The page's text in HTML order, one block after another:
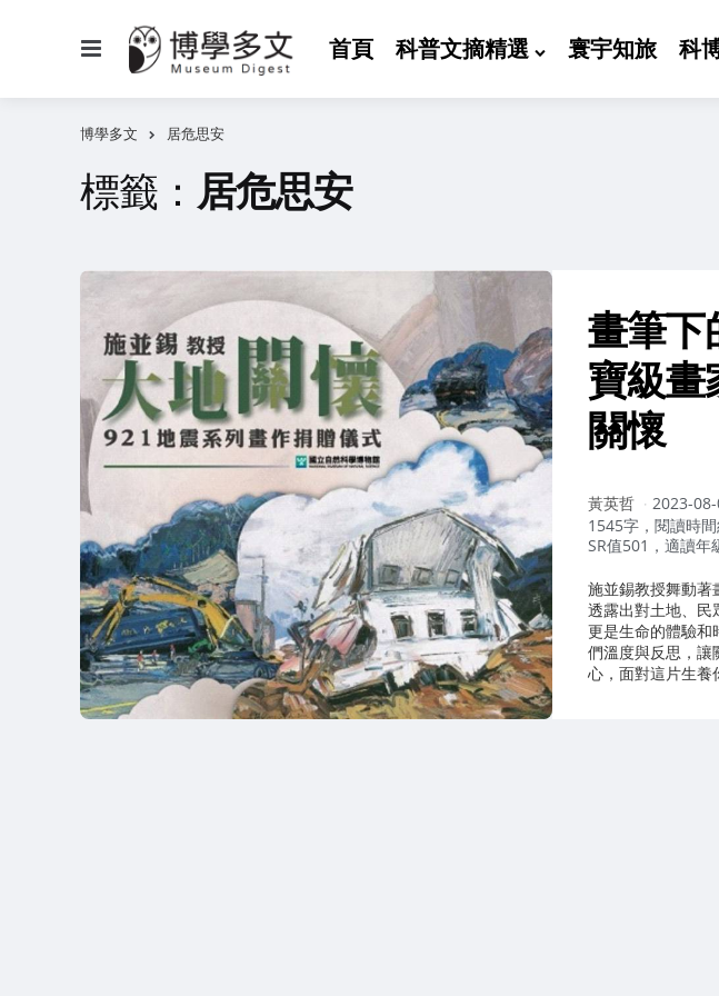
首頁 科普文摘精選 寰宇知旅 科
博學多文 居危思安
標籤： 居危思安
畫筆下
寶級畫
關懷
作
者：
黃英哲
2023-
1545字，閱讀時
SR值501，適讀年
施並錫教授舞動著
透露出對土地、民
更是生命的體驗和
們溫度與反思，讓
心，面對這片生養